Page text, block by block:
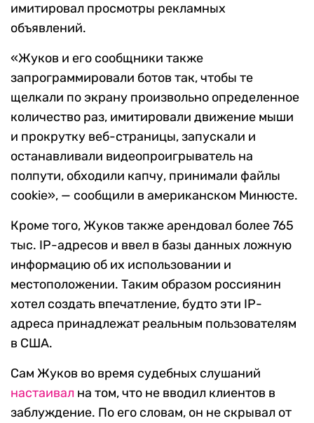
имитировал просмотры рекламных
объявлений.
«Жуков и его сообщники также
запрограммировали ботов так, чтобы те
щелкали по экрану произвольно определенное
количество раз, имитировали движение мыши
и прокрутку веб-страницы, запускали и
останавливали видеопроигрыватель на
полпути, обходили капчу, принимали файлы
cookie», — сообщили в американском Минюсте.
Кроме того, Жуков также арендовал более 765
тыс. IP-адресов и ввел в базы данных ложную
информацию об их использовании и
местоположении. Таким образом россиянин
хотел создать впечатление, будто эти IP-
адреса принадлежат реальным пользователям
в США.
Сам Жуков во время судебных слушаний
настаивал на том, что не вводил клиентов в
заблуждение. По его словам, он не скрывал от